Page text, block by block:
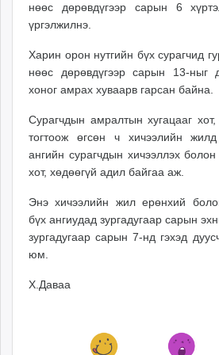
ikon.mn
mnb.mn
Livetv.mn
Eguur.mn
24tsag.mn
ergelt.mn
zarig.mn
zuv.mn
mminfo.mn
ugluu.mn
unen.mn
нөөс дөрөвдүгээр сарын 6
үргэлжилнэ.
Харин орон нутгийн бүх сурагчид
нөөс дөрөвдүгээр сарын 13-ныг
хоног амрах хуваарв гарсан байна.
Сурагчдын амралтын хугацааг
тогтоож өгсөн ч хичээлийн
ангийн сурагчдын хичээллэх
хот, хөдөөгүй адил байгаа аж.
Энэ хичээлийн жил ерөнхий
бүх ангиудад зургадугаар сарын
зургадугаар сарын 7-нд гэхэд
юм.
Х.Даваа